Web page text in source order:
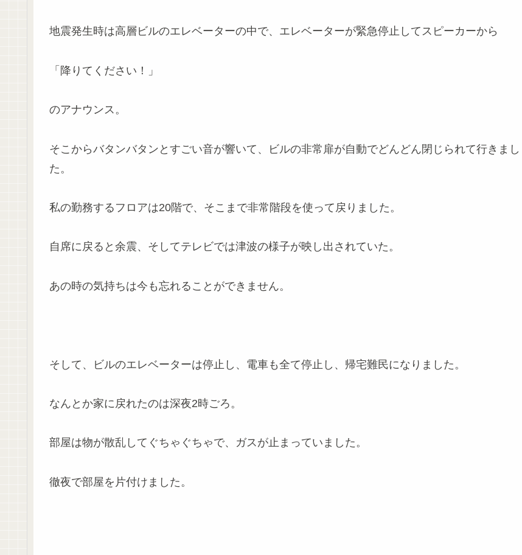
地震発生時は高層ビルのエレベーターの中で、エレベーターが緊急停止してスピーカーから
「降りてください！」
のアナウンス。
そこからバタンバタンとすごい音が響いて、ビルの非常扉が自動でどんどん閉じられて行きまし
た。
私の勤務するフロアは20階で、そこまで非常階段を使って戻りました。
自席に戻ると余震、そしてテレビでは津波の様子が映し出されていた。
あの時の気持ちは今も忘れることができません。
そして、ビルのエレベーターは停止し、電車も全て停止し、帰宅難民になりました。
なんとか家に戻れたのは深夜2時ごろ。
部屋は物が散乱してぐちゃぐちゃで、ガスが止まっていました。
徹夜で部屋を片付けました。